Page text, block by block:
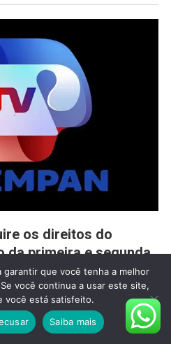
os direitos do
da primeira e segunda
Luiz Brandão Cisi
garantir que você tenha a melhor
você continua a usar este site,
você está satisfeito.
Saiba mais